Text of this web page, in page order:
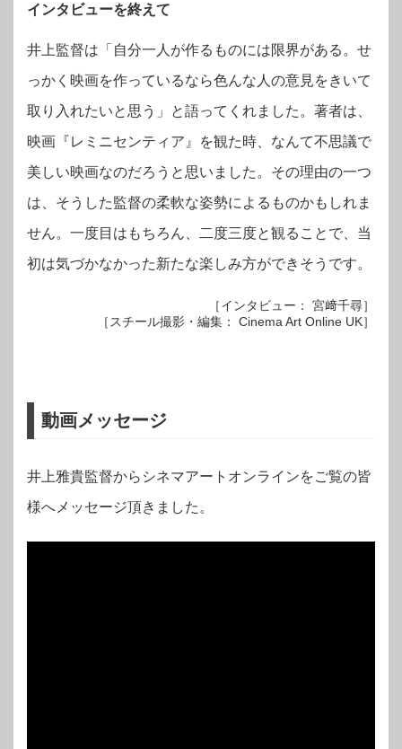
インタビューを終えて
井上監督は「自分一人が作るものには限界がある。せ
っかく映画を作っているなら色んな人の意見をきいて
取り入れたいと思う」と語ってくれました。著者は、
映画『レミニセンティア』を観た時、なんて不思議で
美しい映画なのだろうと思いました。その理由の一つ
は、そうした監督の柔軟な姿勢によるものかもしれま
せん。一度目はもちろん、二度三度と観ることで、当
初は気づかなかった新たな楽しみ方ができそうです。
［インタビュー： 宮﨑千尋］
［スチール撮影・編集： Cinema Art Online UK］
動画メッセージ
井上雅貴監督からシネマアートオンラインをご覧の皆
様へメッセージ頂きました。